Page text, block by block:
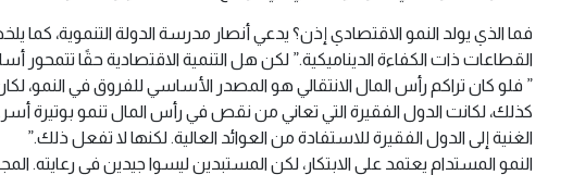
فما الذي يولد النمو الاقتصادي إذن؟ يدعي أنصار مدرسة الدولة التنموية،
القطاعات ذات الكفاءة الديناميكية.” لكن هل التنمية الاقتصادية حقًا
” فلو كان تراكم رأس المال الانتقالي هو المصدر الأساسي للفروق في النمو،
كذلك، لكانت الدول الفقيرة التي تعاني من نقص في رأس المال تنمو بوتيرة
الغنية إلى الدول الفقيرة للاستفادة من العوائد العالية. لكنها لا تفعل ذلك.”
النمو المستدام يعتمد على الابتكار، لكن المستبدين ليسوا جيدين في رعايته.